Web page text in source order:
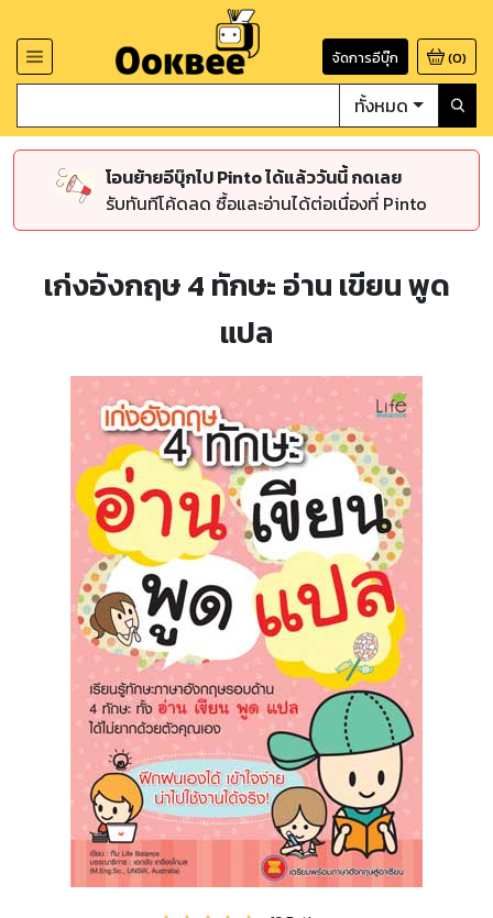
จัดการอีบุ๊ก (0)
ทั้งหมด
โอนย้ายอีบุ๊กไป Pinto ได้แล้ววันนี้ กดเลย
รับทันทีโค้ดลด ซื้อและอ่านได้ต่อเนื่องที่ Pinto
เก่งอังกฤษ 4 ทักษะ อ่าน เขียน พูด
แปล